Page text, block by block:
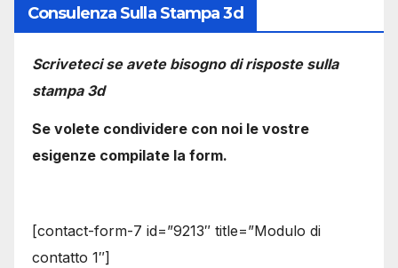
Consulenza Sulla Stampa 3d
Scriveteci se avete bisogno di risposte sulla
stampa 3d
Se volete condividere con noi le vostre
esigenze compilate la form.
[contact-form-7 id=”9213″ title=”Modulo di
contatto 1″]